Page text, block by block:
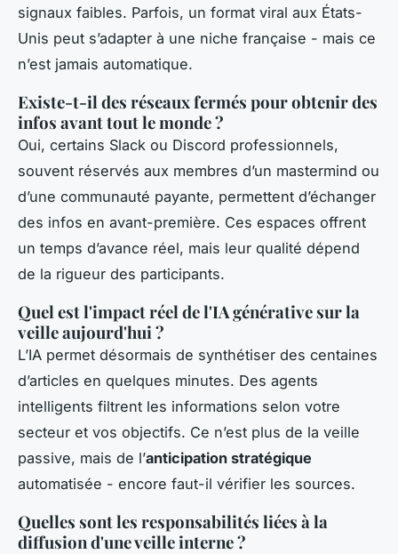
signaux faibles. Parfois, un format viral aux États-
Unis peut s’adapter à une niche française - mais ce
n’est jamais automatique.
Existe-t-il des réseaux fermés pour obtenir des
infos avant tout le monde ?
Oui, certains Slack ou Discord professionnels,
souvent réservés aux membres d’un mastermind ou
d’une communauté payante, permettent d’échanger
des infos en avant-première. Ces espaces offrent
un temps d’avance réel, mais leur qualité dépend
de la rigueur des participants.
Quel est l'impact réel de l'IA générative sur la
veille aujourd'hui ?
L’IA permet désormais de synthétiser des centaines
d’articles en quelques minutes. Des agents
intelligents filtrent les informations selon votre
secteur et vos objectifs. Ce n’est plus de la veille
passive, mais de l’anticipation stratégique
automatisée - encore faut-il vérifier les sources.
Quelles sont les responsabilités liées à la
diffusion d'une veille interne ?